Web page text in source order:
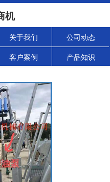
机
关于我们 公司动态
客户案例 产品知识